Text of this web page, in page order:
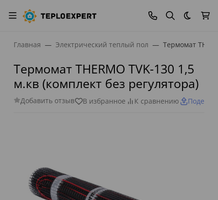
Темная
Главная Электрический теплый пол Термомат
Термомат THERMO ТVK-130 1,5
м.кв (комплект без регулятора)
Добавить отзыв В избранное К сравнению